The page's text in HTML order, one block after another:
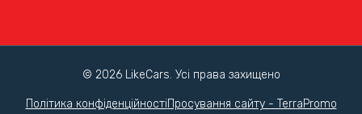
© 2026 LikeCars. Усі права захищено
Політика конфіденційностіПросування сайту - TerraPromo